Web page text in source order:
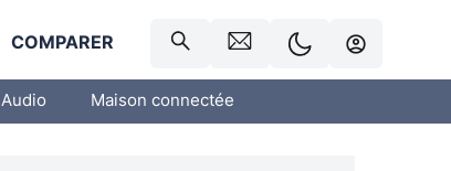
COMPARER
Audio Maison connectée